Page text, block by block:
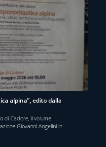
alpina”, edito dalla
di Cadore, il volume
Giovanni Angelini in